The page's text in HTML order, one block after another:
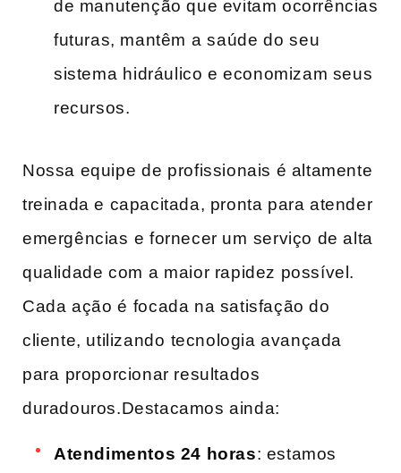
‌de manutenção que evitam ocorrências
futuras, mantêm a⁢ saúde do ⁢seu
sistema ⁤hidráulico e economizam seus
recursos.
Nossa equipe ⁢de‍ profissionais é altamente
treinada e capacitada, pronta para atender
emergências⁢ e fornecer um⁣ serviço de alta⁢
qualidade com⁣ a maior rapidez ​possível.
Cada ação​ é⁢ focada na satisfação ‌do
cliente, utilizando⁢ tecnologia avançada⁣
para ⁢proporcionar resultados
duradouros.Destacamos ainda:
Atendimentos 24 horas: estamos